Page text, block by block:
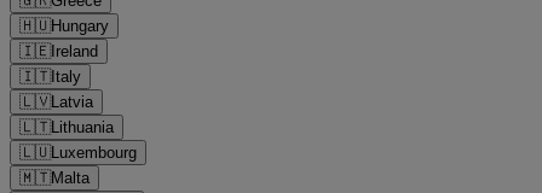
🇭🇺Hungary
🇮🇪Ireland
🇮🇹Italy
🇱🇻Latvia
🇱🇹Lithuania
🇱🇺Luxembourg
🇲🇹Malta